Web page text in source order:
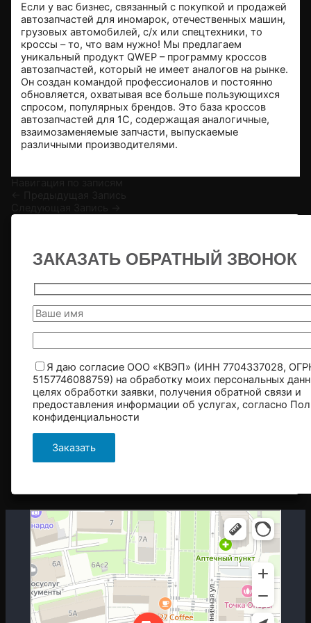
Если у вас бизнес, связанный с покупкой и продажей
автозапчастей для иномарок, отечественных машин,
грузовых автомобилей, с/х или спецтехники, то
кроссы – то, что вам нужно! Мы предлагаем
уникальный продукт QWEP – программу кроссов
автозапчастей, который не имеет аналогов на рынке.
Он создан командой профессионалов и постоянно
обновляется, охватывая все больше пользующихся
спросом, популярных брендов. Это база кроссов
автозапчастей для 1С, содержащая аналогичные,
взаимозаменяемые запчасти, выпускаемые
различными производителями.
ЗАКАЗАТЬ ОБРАТНЫЙ ЗВОНОК
Я даю согласие ООО «КВЭП» (ИНН 7704337028,
5157746088759) на обработку моих персональных
целях обработки заявки, получения обратной связи и
предоставления информации об услугах, согласно
конфиденциальности
Москва
Гостиничная улица, 5 — Яндекс.Карты